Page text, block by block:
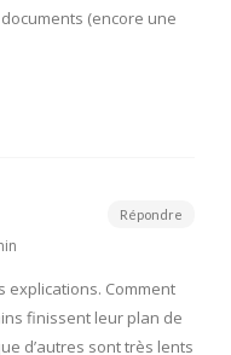
(encore une
explications. Comment
finissent leur plan de
d’autres sont très lents
Répondre